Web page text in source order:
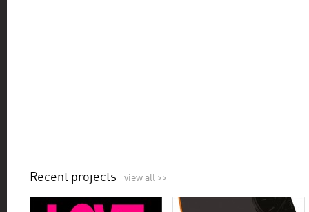
Recent projects view all >>